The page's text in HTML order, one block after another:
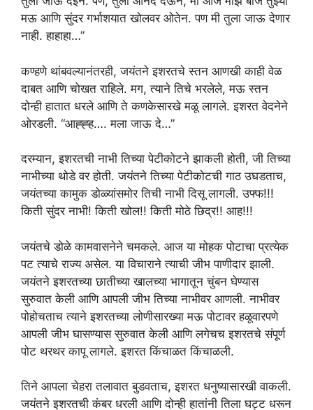
मऊ आणि सुंदर गर्भाशयात खोलवर ओतेन. पण मी तुला जाऊ देणार
नाही. हाहाहा…”
कण्हणे थांबवल्यानंतरही, जयंतने इशरतचे स्तन आणखी काही वेळ
दाबत आणि चोखत राहिले. मग, त्याने तिचे भरलेले, मऊ स्तन
दोन्ही हातात धरले आणि ते कणकेसारखे मळू लागले. इशरत वेदनेने
ओरडली. “आह्ह्ह…. मला जाऊ दे…”
दरम्यान, इशरतची नाभी तिच्या पेटीकोटने झाकली होती, जी तिच्या
नाभीच्या थोडे वर होती. जयंतने तिच्या पेटीकोटची गाठ उघडताच,
जयंतच्या कामुक डोळ्यांसमोर तिची नाभी दिसू लागली. उफ्फ!!!
किती सुंदर नाभी! किती खोल!! किती मोठे छिद्र!! आह!!!
जयंतचे डोळे कामवासनेने चमकले. आज या मोहक पोटाचा प्रत्येक
पट त्याचे राज्य असेल. या विचाराने त्याची जीभ पाणीदार झाली.
जयंतने इशरतच्या छातीच्या खालच्या भागातून चुंबन घेण्यास
सुरुवात केली आणि आपली जीभ तिच्या नाभीवर आणली. नाभीवर
पोहोचताच त्याने इशरतच्या लोणीसारख्या मऊ पोटावर हळूवारपणे
आपली जीभ घासण्यास सुरुवात केली आणि लगेचच इशरतचे संपूर्ण
पोट थरथर कापू लागले. इशरत किंचाळत किंचाळली.
तिने आपला चेहरा तलावात बुडवताच, इशरत धनुष्यासारखी वाकली.
जयंतने इशरतची कंबर धरली आणि दोन्ही हातांनी तिला घट्ट धरून